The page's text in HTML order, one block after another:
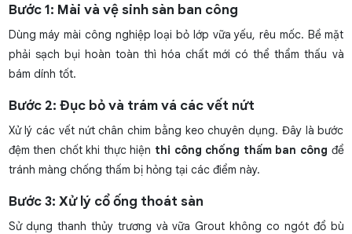
Bước 1: Mài và vệ sinh sàn ban công
Dùng máy mài công nghiệp loại bỏ lớp vữa yếu, rêu mốc. Bề mặt
phải sạch bụi hoàn toàn thì hóa chất mới có thể thẩm thấu và
bám dính tốt.
Bước 2: Đục bỏ và trám vá các vết nứt
Xử lý các vết nứt chân chim bằng keo chuyên dụng. Đây là bước
đệm then chốt khi thực hiện thi công chống thấm ban công để
tránh màng chống thấm bị hỏng tại các điểm này.
Bước 3: Xử lý cổ ống thoát sàn
Sử dụng thanh thủy trương và vữa Grout không co ngót đổ bù